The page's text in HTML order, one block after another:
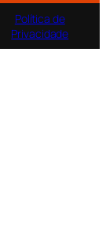
Política de
Privacidade